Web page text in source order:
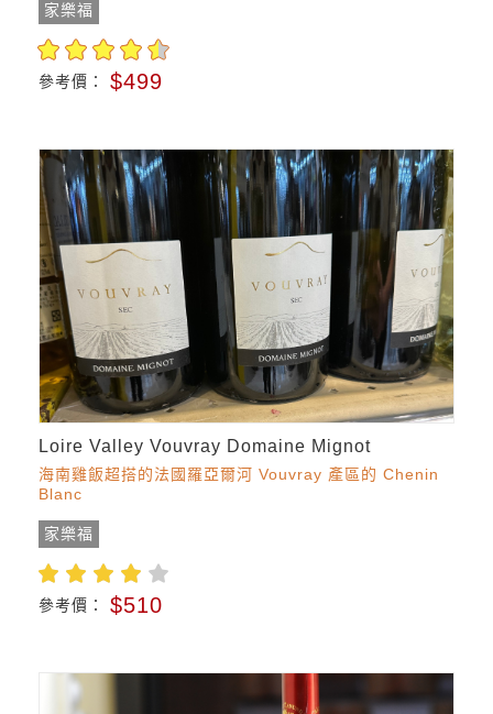
家樂福
參考價： $499
Loire Valley Vouvray Domaine Mignot
海南雞飯超搭的法國羅亞爾河 Vouvray 產區的 Chenin
Blanc
家樂福
參考價： $510